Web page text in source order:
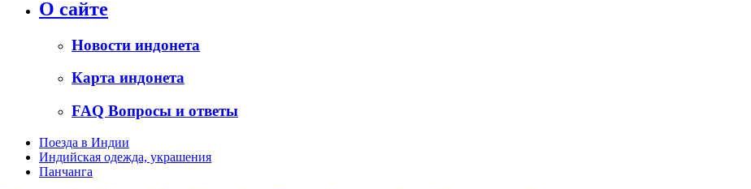
О сайте
Новости индонета
Карта индонета
FAQ Вопросы и ответы
Поезда в Индии
Индийская одежда, украшения
Панчанга